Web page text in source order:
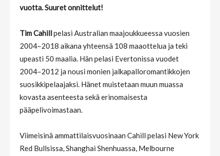
vuotta. Suuret onnittelut!
Tim Cahillpelasi Australian maajoukkueessa vuosien
2004–2018 aikana yhteensä 108 maaottelua ja teki
upeasti 50 maalia. Hän pelasi Evertonissa vuodet
2004–2012 ja nousi monien jalkapalloromantikkojen
suosikkipelaajaksi. Hänet muistetaan muun muassa
kovasta asenteesta sekä erinomaisesta
pääpelivoimastaan.
Viimeisinä ammattilaisvuosinaan Cahill pelasi New York
Red Bullsissa, Shanghai Shenhuassa, Melbourne